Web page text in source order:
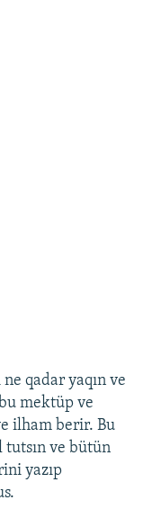
qadar yaqın ve
mektüp ve
ilham berir. Bu
ve bütün
yazıp